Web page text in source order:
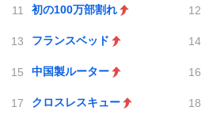
初の100万部割れ
フランスベッド
中国製ルーター
クロスレスキュー